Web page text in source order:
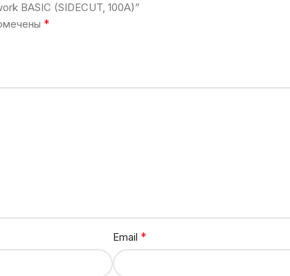
BASIC (SIDECUT, 100A)”
*
Email *